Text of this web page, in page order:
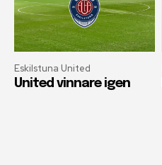
Eskilstuna United
United vinnare igen